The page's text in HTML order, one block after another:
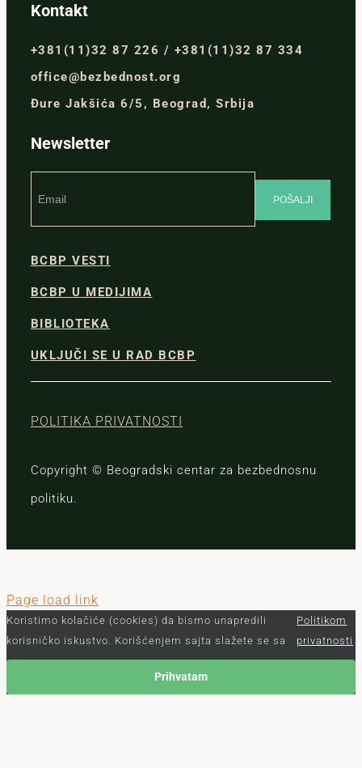
Kontakt
+381(11)32 87 226 / +381(11)32 87 334
office@bezbednost.org
Đure Jakšića 6/5, Beograd, Srbija
Newsletter
BCBP VESTI
BCBP U MEDIJIMA
BIBLIOTEKA
UKLJUČI SE U RAD BCBP
POLITIKA PRIVATNOSTI
Copyright © Beogradski centar za bezbednosnu
politiku.
Page load link
Koristimo kolačiće (cookies) da bismo unapredili
korisničko iskustvo. Korišćenjem sajta slažete se sa
Politikom
privatnosti
Prihvatam